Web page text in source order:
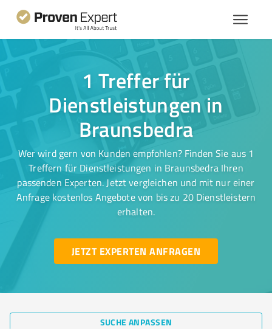
1 Treffer für
Dienstleistungen in
Braunsbedra
Wer wird gern von Kunden empfohlen? Finden Sie aus 1
Treffern für Dienstleistungen in Braunsbedra Ihren
passenden Experten. Jetzt vergleichen und mit nur einer
Anfrage kostenlos Angebote von bis zu 20 Dienstleistern
erhalten.
JETZT EXPERTEN ANFRAGEN
SUCHE ANPASSEN